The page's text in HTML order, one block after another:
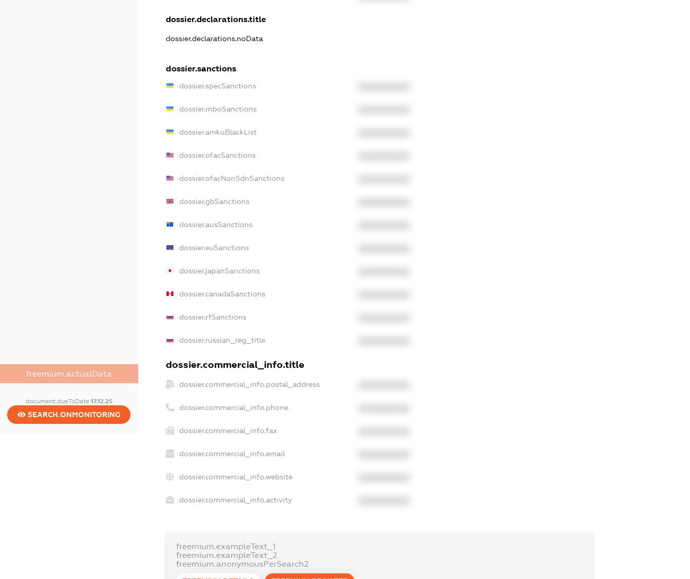
freemium.actualData
document.dueToDate 17.12.25
SEARCH.ONMONITORING
dossier.declarations.title
dossier.declarations.noData
dossier.sanctions
dossier.specSanctions
dossier.rnboSanctions
dossier.amkuBlackList
dossier.ofacSanctions
dossier.ofacNonSdnSanctions
dossier.gbSanctions
dossier.ausSanctions
dossier.euSanctions
dossier.japanSanctions
dossier.canadaSanctions
dossier.rfSanctions
dossier.russian_reg_title
dossier.commercial_info.title
dossier.commercial_info.postal_address
dossier.commercial_info.phone
dossier.commercial_info.fax
dossier.commercial_info.email
dossier.commercial_info.website
dossier.commercial_info.activity
freemium.exampleText_1
freemium.exampleText_2
freemium.anonymousPerSearch2